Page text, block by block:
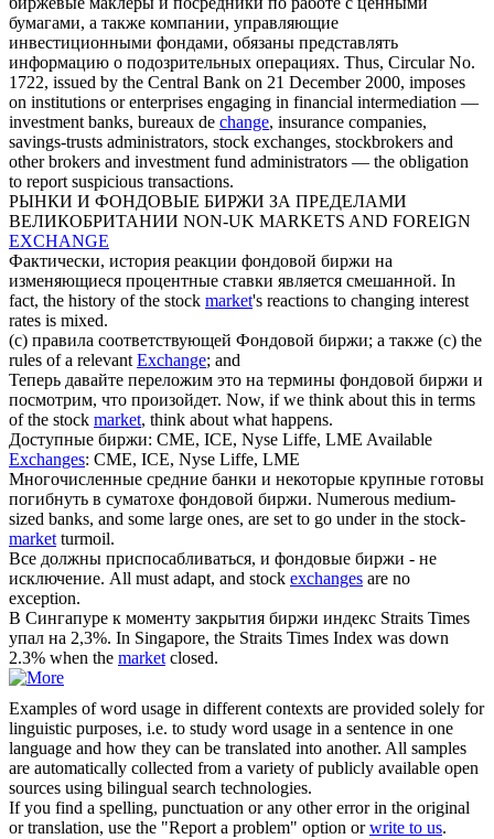
бумагами, а также компании, управляющие
инвестиционными фондами, обязаны представлять
информацию о подозрительных операциях. Thus, Circular No.
1722, issued by the Central Bank on 21 December 2000, imposes
on institutions or enterprises engaging in financial intermediation —
investment banks, bureaux de change, insurance companies,
savings-trusts administrators, stock exchanges, stockbrokers and
other brokers and investment fund administrators — the obligation
to report suspicious transactions.
РЫНКИ И ФОНДОВЫЕ БИРЖИ ЗА ПРЕДЕЛАМИ
ВЕЛИКОБРИТАНИИ NON-UK MARKETS AND FOREIGN
EXCHANGE
Фактически, история реакции фондовой биржи на
изменяющиеся процентные ставки является смешанной. In
fact, the history of the stock market's reactions to changing interest
rates is mixed.
(c) правила соответствующей Фондовой биржи; а также (c) the
rules of a relevantExchange; and
Теперь давайте переложим это на термины фондовой биржи и
посмотрим, что произойдет. Now, if we think about this in terms
of the stock market, think about what happens.
Доступные биржи: CME, ICE, Nyse Liffe, LME Available
Exchanges: CME, ICE, Nyse Liffe, LME
Многочисленные средние банки и некоторые крупные готовы
погибнуть в суматохе фондовой биржи. Numerous medium-
sized banks, and some large ones, are set to go under in the stock-
marketturmoil.
Все должны приспосабливаться, и фондовые биржи - не
исключение. All must adapt, and stock exchanges are no
exception.
В Сингапуре к моменту закрытия биржи индекс Straits Times
упал на 2,3%. In Singapore, the Straits Times Index was down
2.3% when the marketclosed.
Examples of word usage in different contexts are provided solely for
linguistic purposes, i.e. to study word usage in a sentence in one
language and how they can be translated into another. All samples
are automatically collected from a variety of publicly available open
sources using bilingual search technologies.
If you find a spelling, punctuation or any other error in the original
or translation, use the "Report a problem" option orwrite to us.